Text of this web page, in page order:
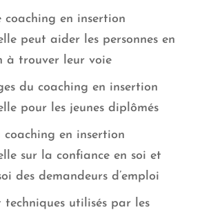
coaching en insertion
peut aider les personnes en
à trouver leur voie
du coaching en insertion
pour les jeunes diplômés
coaching en insertion
sur la confiance en soi et
des demandeurs d’emploi
techniques utilisés par les